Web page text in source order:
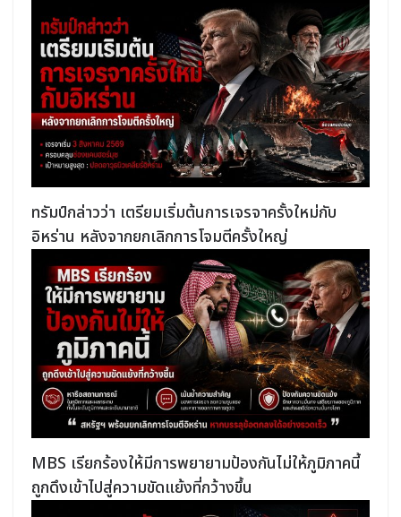
ทรัมป์กล่าวว่า เตรียมเริ่มต้นการเจรจาครั้งใหม่กับ
อิหร่าน หลังจากยกเลิกการโจมตีครั้งใหญ่
MBS เรียกร้องให้มีการพยายามป้องกันไม่ให้ภูมิภาคนี้
ถูกดึงเข้าไปสู่ความขัดแย้งที่กว้างขึ้น